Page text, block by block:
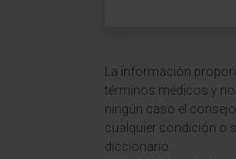
La información
términos médicos y
ningún caso el
cualquier condición o
diccionario.